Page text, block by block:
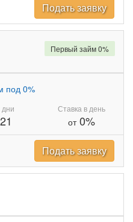
Подать заявку
под 0%
дни
21
Ставка в день
от0%
Первый займ 0%
Подать заявку